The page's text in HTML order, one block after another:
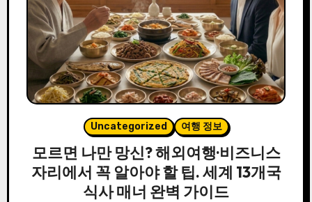
Uncategorized 여행 정보
모르면 나만 망신? 해외여행·비즈니스
자리에서 꼭 알아야 할 팁. 세계 13개국
식사 매너 완벽 가이드